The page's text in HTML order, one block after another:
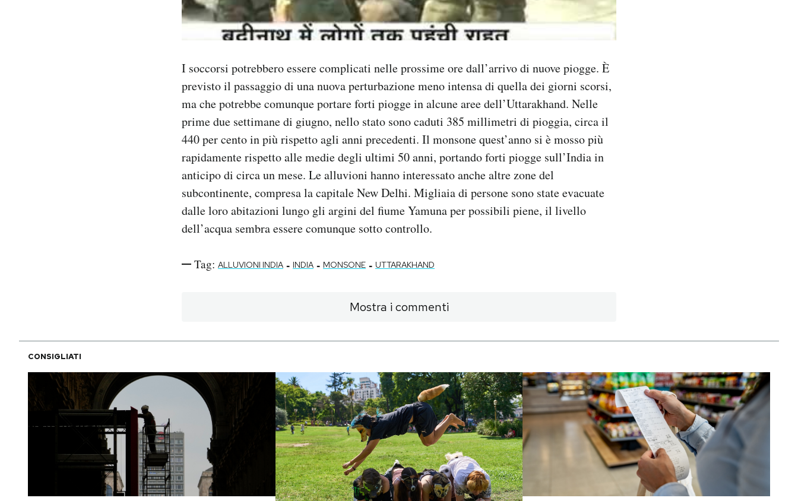
I soccorsi potrebbero essere complicati nelle prossime ore dall’arrivo di nuove piogge. È
previsto il passaggio di una nuova perturbazione meno intensa di quella dei giorni scorsi,
ma che potrebbe comunque portare forti piogge in alcune aree dell’Uttarakhand. Nelle
prime due settimane di giugno, nello stato sono caduti 385 millimetri di pioggia, circa il
440 per cento in più rispetto agli anni precedenti. Il monsone quest’anno si è mosso più
rapidamente rispetto alle medie degli ultimi 50 anni, portando forti piogge sull’India in
anticipo di circa un mese. Le alluvioni hanno interessato anche altre zone del
subcontinente, compresa la capitale New Delhi. Migliaia di persone sono state evacuate
dalle loro abitazioni lungo gli argini del fiume Yamuna per possibili piene, il livello
dell’acqua sembra essere comunque sotto controllo.
Tag: ALLUVIONI INDIA - INDIA - MONSONE - UTTARAKHAND
Mostra i commenti
CONSIGLIATI